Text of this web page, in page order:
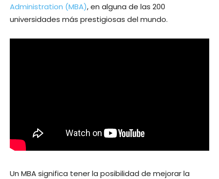
Administration (MBA), en alguna de las 200
universidades más prestigiosas del mundo.
Un MBA significa tener la posibilidad de mejorar la